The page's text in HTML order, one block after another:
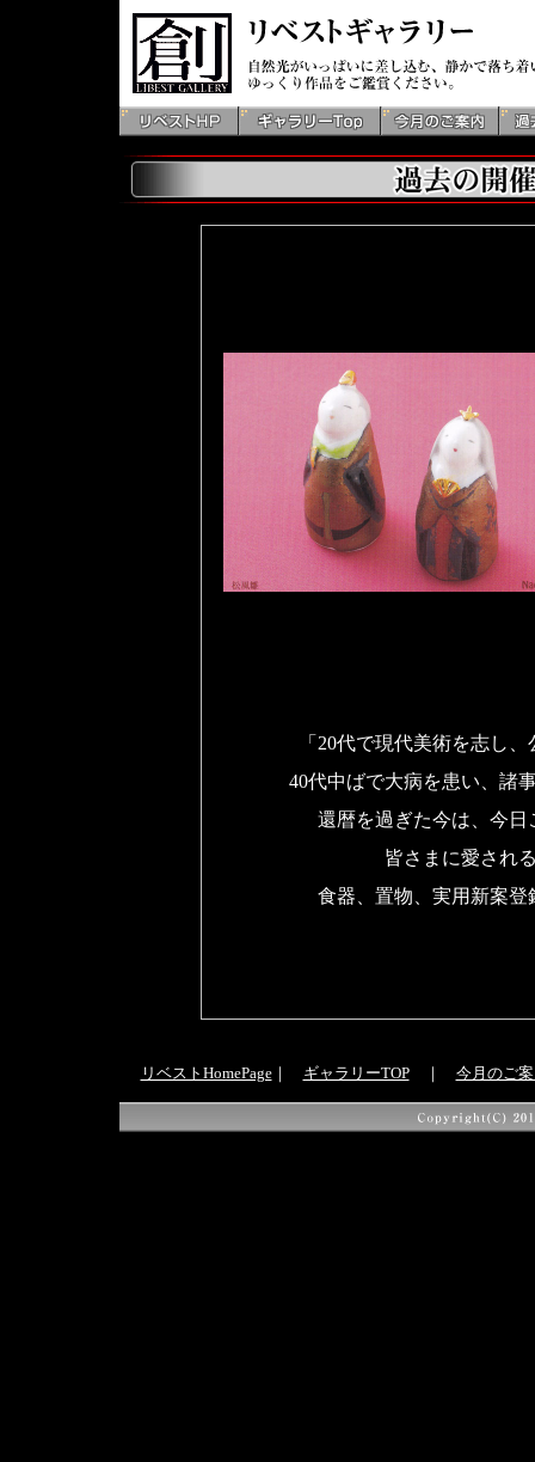
「20代で現代美術を志し
40代中ばで大病を患い、諸
還暦を過ぎた今は、今
皆さまに愛され
食器、置物、実用新案
リベストHomePage｜ ギャラリーTOP｜ 今月のご